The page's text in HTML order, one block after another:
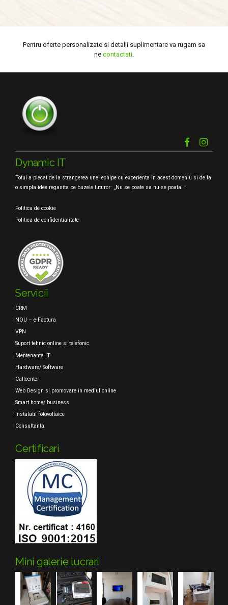
Pentru oferte personalizate si detalii suplimentare va rugam sa
ne contactati
Dynamic IT
Totul a plecat de la strangerea unei echipe cu experienta in acest domeniu si de la
o simpla idee regasita pe buzele tuturor: „Nu se poate sa nu se poata…”
Politica de cookie
Politica de confidentialitate
Servicii
CRM
NOU – e-Factura
VPN
Suport tehnic online si telefonic
Mentenanta IT
Hardware/ Software
Callcenter
Web Design si promovare in mediul online
Smart home/ business
Instalatii fotovoltaice
Consultanta
Certificari
Mini galerie lucrari